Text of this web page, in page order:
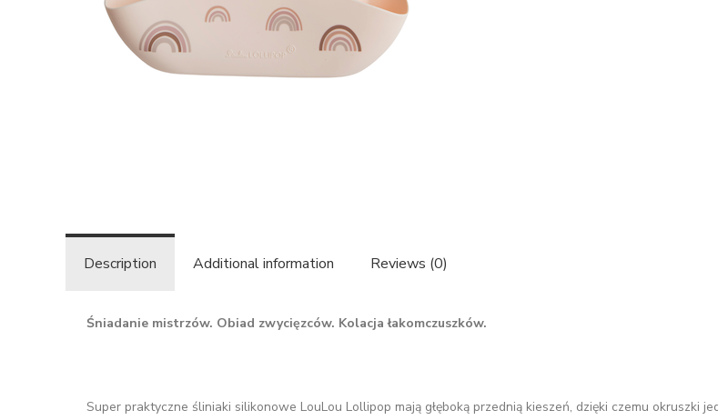
Description Additional information Reviews (0)
Śniadanie mistrzów. Obiad zwycięzców. Kolacja łakomczuszków.
Super praktyczne śliniaki silikonowe LouLou Lollipop mają głęboką przednią kieszeń, dzięki czemu okruszki